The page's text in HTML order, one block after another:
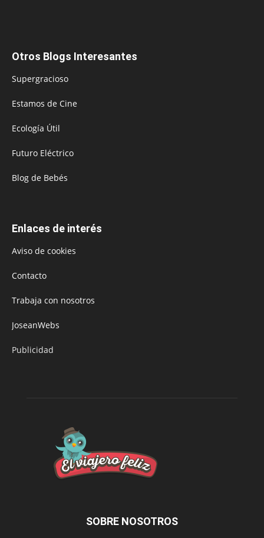
Otros Blogs Interesantes
Supergracioso
Estamos de Cine
Ecología Útil
Futuro Eléctrico
Blog de Bebés
Enlaces de interés
Aviso de cookies
Contacto
Trabaja con nosotros
JoseanWebs
Publicidad
SOBRE NOSOTROS